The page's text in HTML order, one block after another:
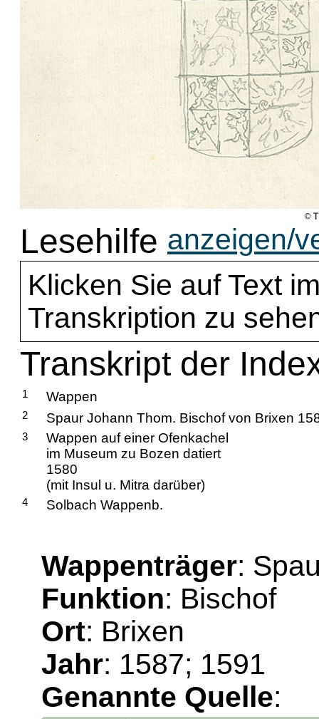
Lesehilfe anzeigen/
Klicken Sie auf Text
Transkription zu
Transkript der
1 Wappen
2 Spaur Johann Thom. Bischof von Brixen
3
Wappen auf einer Ofenkachel
im Museum zu Bozen datiert
1580
(mit Insul u. Mitra darüber)
4 Solbach Wappenb.
Wappenträger:
Funktion: Bischof
Ort: Brixen
Jahr: 1587; 1591
Genannte Quelle: